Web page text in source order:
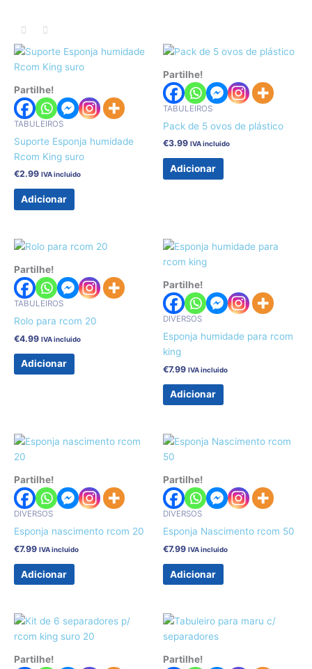
Partilhe!
TABULEIROS
Suporte Esponja humidade
Rcom King suro
€2.99 IVA incluido
Adicionar
Partilhe!
TABULEIROS
Pack de 5 ovos de plástico
€3.99 IVA incluido
Adicionar
Partilhe!
TABULEIROS
Rolo para rcom 20
€4.99 IVA incluido
Adicionar
Partilhe!
DIVERSOS
Esponja humidade para rcom
king
€7.99 IVA incluido
Adicionar
Partilhe!
DIVERSOS
Esponja nascimento rcom 20
€7.99 IVA incluido
Adicionar
Partilhe!
DIVERSOS
Esponja Nascimento rcom 50
€7.99 IVA incluido
Adicionar
Partilhe! Partilhe!